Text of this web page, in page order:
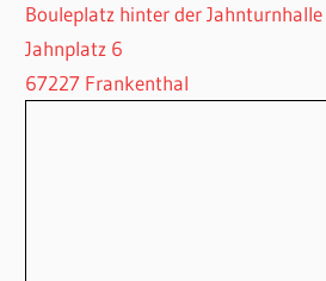
Bouleplatz hinter der Jahnturnhalle
Jahnplatz 6
67227 Frankenthal